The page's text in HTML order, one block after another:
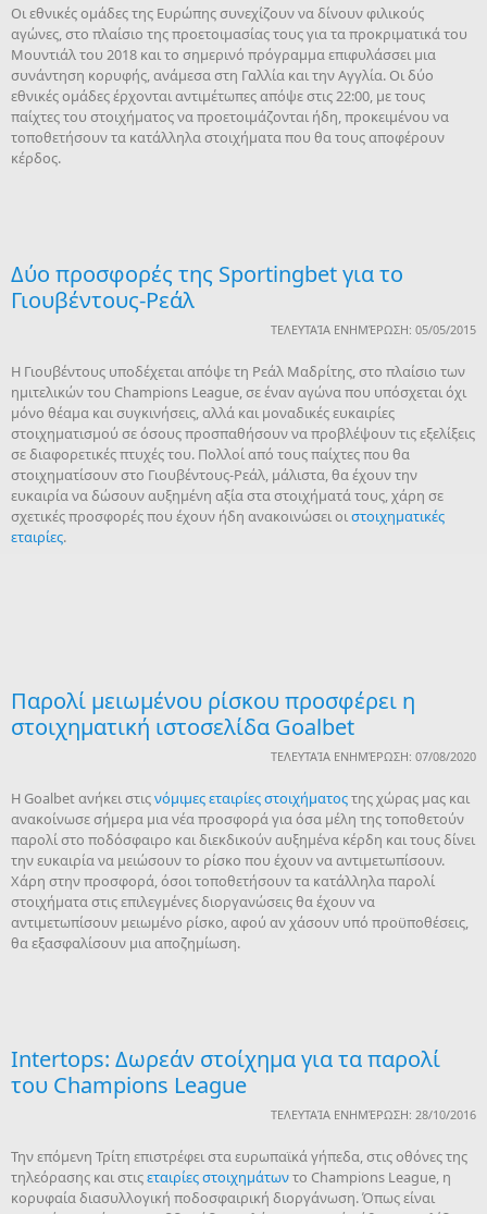
Οι εθνικές ομάδες της Ευρώπης συνεχίζουν να δίνουν φιλικούς
αγώνες, στο πλαίσιο της προετοιμασίας τους για τα προκριματικά του
Μουντιάλ του 2018 και το σημερινό πρόγραμμα επιφυλάσσει μια
συνάντηση κορυφής, ανάμεσα στη Γαλλία και την Αγγλία. Οι δύο
εθνικές ομάδες έρχονται αντιμέτωπες απόψε στις 22:00, με τους
παίχτες του στοιχήματος να προετοιμάζονται ήδη, προκειμένου να
τοποθετήσουν τα κατάλληλα στοιχήματα που θα τους αποφέρουν
κέρδος.
Δύο προσφορές της Sportingbet για το
Γιουβέντους-Ρεάλ
ΤΕΛΕΥΤΑΊΑ ΕΝΗΜΈΡΩΣΗ: 05/05/2015
Η Γιουβέντους υποδέχεται απόψε τη Ρεάλ Μαδρίτης, στο πλαίσιο των
ημιτελικών του Champions League, σε έναν αγώνα που υπόσχεται όχι
μόνο θέαμα και συγκινήσεις, αλλά και μοναδικές ευκαιρίες
στοιχηματισμού σε όσους προσπαθήσουν να προβλέψουν τις εξελίξεις
σε διαφορετικές πτυχές του. Πολλοί από τους παίχτες που θα
στοιχηματίσουν στο Γιουβέντους-Ρεάλ, μάλιστα, θα έχουν την
ευκαιρία να δώσουν αυξημένη αξία στα στοιχήματά τους, χάρη σε
σχετικές προσφορές που έχουν ήδη ανακοινώσει οιστοιχηματικές
εταιρίες.
Παρολί μειωμένου ρίσκου προσφέρει η
στοιχηματική ιστοσελίδα Goalbet
ΤΕΛΕΥΤΑΊΑ ΕΝΗΜΈΡΩΣΗ: 07/08/2020
Η Goalbet ανήκει στιςνόμιμες εταιρίες στοιχήματοςτης χώρας μας και
ανακοίνωσε σήμερα μια νέα προσφορά για όσα μέλη της τοποθετούν
παρολί στο ποδόσφαιρο και διεκδικούν αυξημένα κέρδη και τους δίνει
την ευκαιρία να μειώσουν το ρίσκο που έχουν να αντιμετωπίσουν.
Χάρη στην προσφορά, όσοι τοποθετήσουν τα κατάλληλα παρολί
στοιχήματα στις επιλεγμένες διοργανώσεις θα έχουν να
αντιμετωπίσουν μειωμένο ρίσκο, αφού αν χάσουν υπό προϋποθέσεις,
θα εξασφαλίσουν μια αποζημίωση.
Intertops: Δωρεάν στοίχημα για τα παρολί
του Champions League
ΤΕΛΕΥΤΑΊΑ ΕΝΗΜΈΡΩΣΗ: 28/10/2016
Την επόμενη Τρίτη επιστρέφει στα ευρωπαϊκά γήπεδα, στις οθόνες της
τηλεόρασης και στιςεταιρίες στοιχημάτωντο Champions League, η
κορυφαία διασυλλογική ποδοσφαιρική διοργάνωση. Όπως είναι